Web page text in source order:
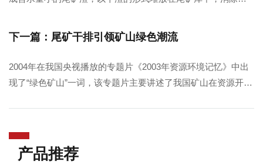
减少了对土地的大量占用。而且经干排后的尾矿可参与二次利
下一篇：尾矿干排引领矿山绿色潮流
2004年在我国央视播放的专题片《2003年资源环境记忆》中出
现了“绿色矿山”一词，该专题片主要讲述了我国矿山在资源开发
产品推荐